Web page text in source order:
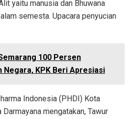
yaitu manusia dan Bhuwana
semesta. Upacara penyucian
100 Persen
KPK Beri Apresiasi
Indonesia (PHDI) Kota
mengatakan, Tawur